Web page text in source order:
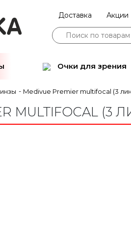
Доставка Акции
Очки для зрения
- Medivue Premier multifocal (3
MULTIFOCAL (3